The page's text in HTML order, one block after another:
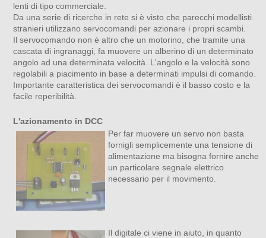
lenti di tipo commerciale.
Da una serie di ricerche in rete si è visto che parecchi modellisti
stranieri utilizzano servocomandi per azionare i propri scambi.
Il servocomando non è altro che un motorino, che tramite una
cascata di ingranaggi, fa muovere un alberino di un determinato
angolo ad una determinata velocità. L'angolo e la velocità sono
regolabili a piacimento in base a determinati impulsi di comando.
Importante caratteristica dei servocomandi è il basso costo e la
facile reperibilità.
L'azionamento in DCC
Per far muovere un servo non basta
fornigli semplicemente una tensione di
alimentazione ma bisogna fornire anche
un particolare segnale elettrico
necessario per il movimento.
Il digitale ci viene in aiuto, in quanto